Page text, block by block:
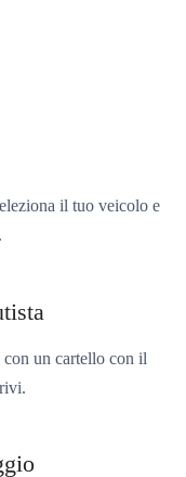
il tuo veicolo e
con un cartello con il